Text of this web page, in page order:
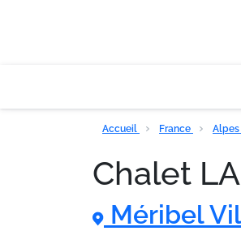
Accueil France Alpes
Chalet
Méribel